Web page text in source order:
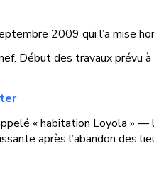
2009 qui l’a mise
Début des travaux prévu
« habitation Loyola »
après l’abandon des